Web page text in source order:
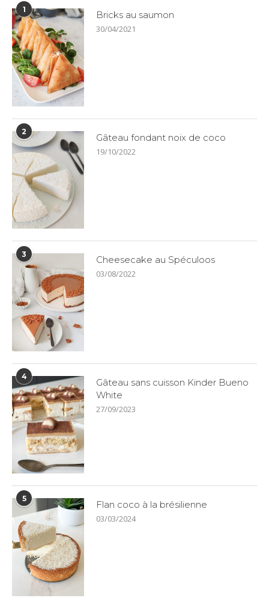
1
Bricks au saumon
30/04/2021
2
Gâteau fondant noix de coco
19/10/2022
3
Cheesecake au Spéculoos
03/08/2022
4
Gâteau sans cuisson Kinder Bueno
White
27/09/2023
5
Flan coco à la brésilienne
03/03/2024